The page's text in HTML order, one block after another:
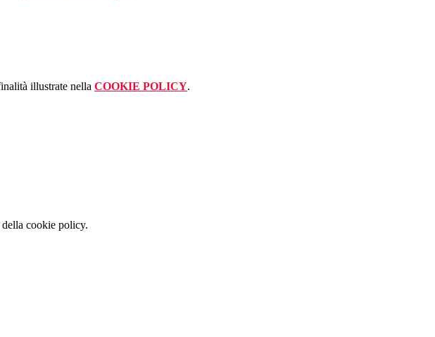
illustrate nella COOKIE POLICY.
cookie policy.